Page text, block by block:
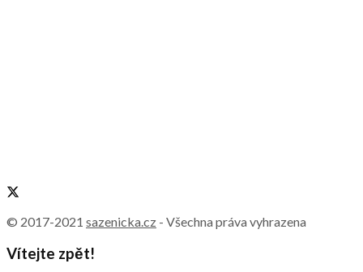
© 2017-2021 sazenicka.cz - Všechna práva vyhrazena
Vítejte zpět!